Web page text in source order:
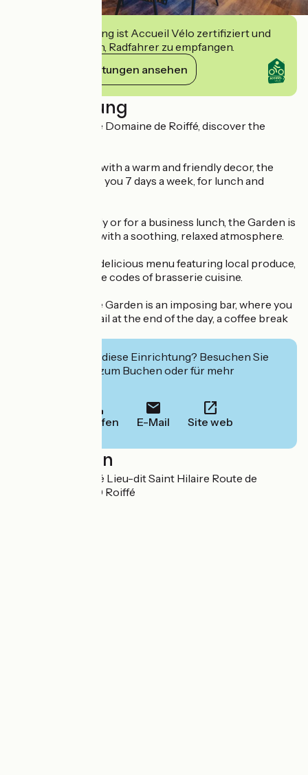
Diese Einrichtung ist Accueil Vélo zertifiziert und
verpflichtet sich, Radfahrer zu empfangen.
Ihre Verpflichtungen ansehen
Beschreibung
At the heart of the Domaine de Roiffé, discover the
A new restaurant with a warm and friendly decor, the
Garden welcomes you 7 days a week, for lunch and
With friends, family or for a business lunch, the Garden is
a charming place with a soothing, relaxed atmosphere.
The chef offers a delicious menu featuring local produce,
in keeping with the codes of brasserie cuisine.
At the heart of the Garden is an imposing bar, where you
can enjoy a cocktail at the end of the day, a coffee break
Interessiert Sie diese Einrichtung? Besuchen Sie
deren Website zum Buchen oder für mehr
Anrufen E-Mail Site web
Localisation
Domaine de Roiffé Lieu-dit Saint Hilaire Route de
Fontevraud 86120 Roiffé